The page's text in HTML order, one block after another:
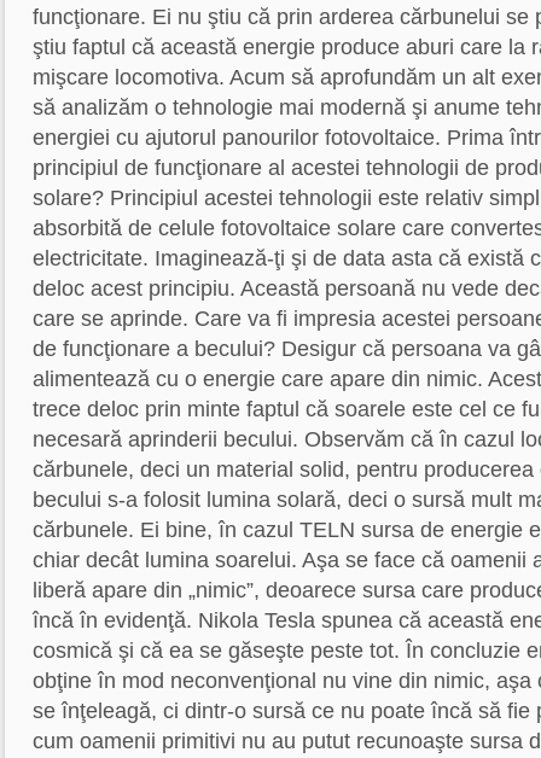
funcţionare. Ei nu ştiu că prin arderea cărbunelui se
ştiu faptul că această energie produce aburi care la
mişcare locomotiva. Acum să aprofundăm un alt
să analizăm o tehnologie mai modernă şi anume
energiei cu ajutorul panourilor fotovoltaice. Prima
principiul de funcţionare al acestei tehnologii de
solare? Principiul acestei tehnologii este relativ
absorbită de celule fotovoltaice solare care
electricitate. Imaginează-ţi şi de data asta că există
deloc acest principiu. Această persoană nu vede
care se aprinde. Care va fi impresia acestei
de funcţionare a becului? Desigur că persoana va
alimentează cu o energie care apare din nimic.
trece deloc prin minte faptul că soarele este cel ce
necesară aprinderii becului. Observăm că în cazul
cărbunele, deci un material solid, pentru
becului s-a folosit lumina solară, deci o sursă mult
cărbunele. Ei bine, în cazul TELN sursa de energie
chiar decât lumina soarelui. Aşa se face că oamenii
liberă apare din „nimic”, deoarece sursa care
încă în evidenţă. Nikola Tesla spunea că această
cosmică şi că ea se găseşte peste tot. În concluzie
obţine în mod neconvenţional nu vine din nimic, aşa
se înţeleagă, ci dintr-o sursă ce nu poate încă să fie
cum oamenii primitivi nu au putut recunoaşte sursa